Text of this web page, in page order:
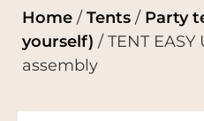
Home / Tents / Party
yourself) / TENT EASY
assembly